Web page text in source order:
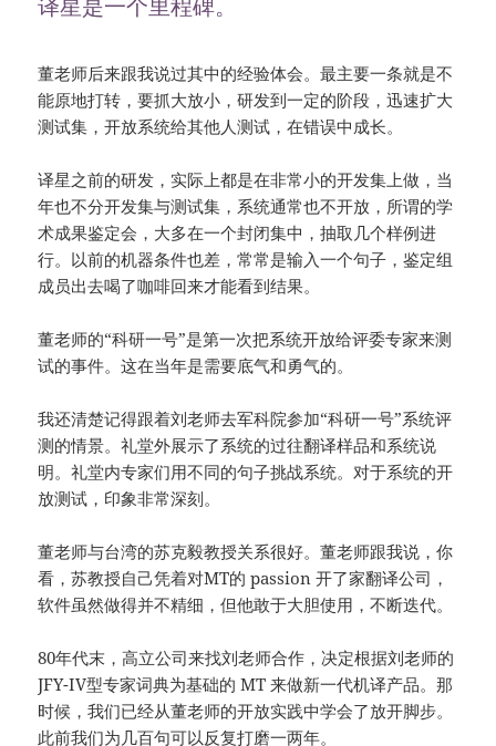
译星是一个里程碑。
董老师后来跟我说过其中的经验体会。最主要一条就是不
能原地打转，要抓大放小，研发到一定的阶段，迅速扩大
测试集，开放系统给其他人测试，在错误中成长。
译星之前的研发，实际上都是在非常小的开发集上做，当
年也不分开发集与测试集，系统通常也不开放，所谓的学
术成果鉴定会，大多在一个封闭集中，抽取几个样例进
行。以前的机器条件也差，常常是输入一个句子，鉴定组
成员出去喝了咖啡回来才能看到结果。
董老师的“科研一号”是第一次把系统开放给评委专家来测
试的事件。这在当年是需要底气和勇气的。
我还清楚记得跟着刘老师去军科院参加“科研一号”系统评
测的情景。礼堂外展示了系统的过往翻译样品和系统说
明。礼堂内专家们用不同的句子挑战系统。对于系统的开
放测试，印象非常深刻。
董老师与台湾的苏克毅教授关系很好。董老师跟我说，你
看，苏教授自己凭着对MT的 passion 开了家翻译公司，
软件虽然做得并不精细，但他敢于大胆使用，不断迭代。
80年代末，高立公司来找刘老师合作，决定根据刘老师的
JFY-IV型专家词典为基础的 MT 来做新一代机译产品。那
时候，我们已经从董老师的开放实践中学会了放开脚步。
此前我们为几百句可以反复打磨一两年。